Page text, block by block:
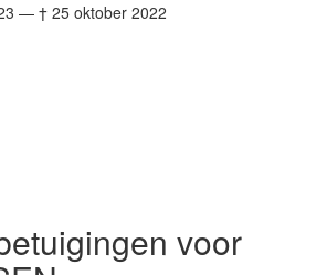
— † 25 oktober 2022
voor